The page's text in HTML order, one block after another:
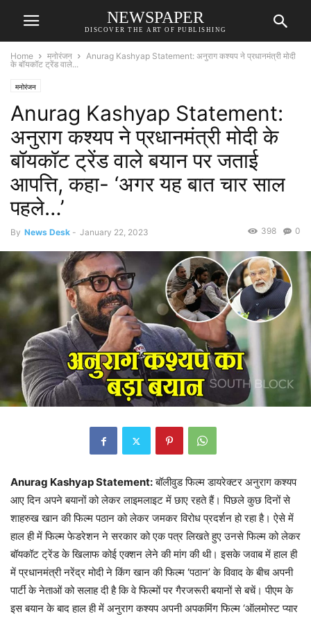
NEWSPAPER
DISCOVER THE ART OF PUBLISHING
Home मनोरंजन
Anurag Kashyap Statement: अनुराग कश्यप ने प्रधानमंत्री मोदी
के बॉयकॉट ट्रेंड वाले...
मनोरंजन
Anurag Kashyap Statement:
अनुराग कश्यप ने प्रधानमंत्री मोदी के
बॉयकॉट ट्रेंड वाले बयान पर जताई
आपत्ति, कहा- ‘अगर यह बात चार साल
पहले…’
By News Desk - January 22, 2023 0
398
Anurag Kashyap Statement:बॉलीवुड फिल्म डायरेक्टर अनुराग कश्यप
आए दिन अपने बयानों को लेकर लाइमलाइट में छाए रहते हैं। पिछले कुछ दिनों से
शाहरुख खान की फिल्म पठान को लेकर जमकर विरोध प्रदर्शन हो रहा है। ऐसे में
हाल ही में फिल्म फेडरेशन ने सरकार को एक पत्र लिखते हुए उनसे फिल्म को लेकर
बॉयकॉट ट्रेंड के खिलाफ कोई एक्शन लेने की मांग की थी। इसके जवाब में हाल ही
में प्रधानमंत्री नरेंद्र मोदी ने किंग खान की फिल्म ‘पठान’ के विवाद के बीच अपनी
पार्टी के नेताओं को सलाह दी है कि वे फिल्मों पर गैरजरूरी बयानों से बचें। पीएम के
इस बयान के बाद हाल ही में अनुराग कश्यप अपनी अपकमिंग फिल्म ‘ऑलमोस्ट प्यार